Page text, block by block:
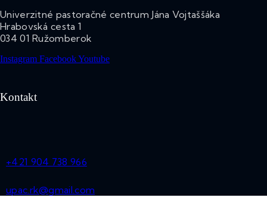
Univerzitné pastoračné centrum Jána Vojtaššáka
Hrabovská cesta 1
034 01 Ružomberok
Instagram FacebookYoutube
Kontakt
+421 904 738 966
upac.rk@gmail.com